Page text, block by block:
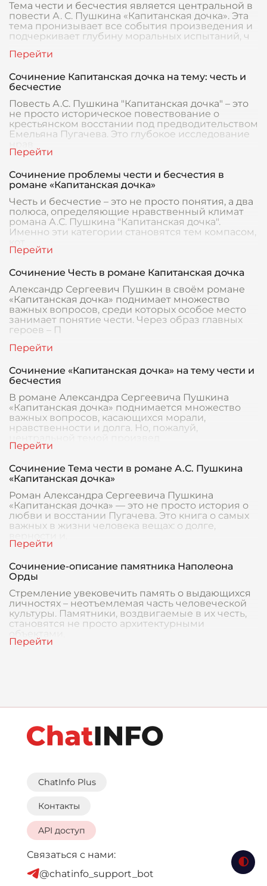
Тема чести и бесчестия является центральной в
повести А. С. Пушкина «Капитанская дочка». Эта
тема пронизывает все события произведения и
подчеркивает глубину моральных испытаний, ч
Сочинение Капитанская дочка на тему: честь и
бесчестие
Повесть А.С. Пушкина "Капитанская дочка" – это
не просто историческое повествование о
крестьянском восстании под предводительством
Емельяна Пугачева. Это глубокое исследование
Сочинение проблемы чести и бесчестия в
романе «Капитанская дочка»
Честь и бесчестие – это не просто понятия, а два
полюса, определяющие нравственный климат
романа А.С. Пушкина "Капитанская дочка".
Именно эти категории становятся тем компасом,
Сочинение Честь в романе Капитанская дочка
Александр Сергеевич Пушкин в своём романе
«Капитанская дочка» поднимает множество
важных вопросов, среди которых особое место
занимает понятие чести. Через образ главных
героев – П
Сочинение «Капитанская дочка» на тему чести и
бесчестия
В романе Александра Сергеевича Пушкина
«Капитанская дочка» поднимается множество
важных вопросов, касающихся морали,
нравственности и долга. Но, пожалуй,
Сочинение Тема чести в романе А.С. Пушкина
«Капитанская дочка»
Роман Александра Сергеевича Пушкина
«Капитанская дочка» — это не просто история о
любви и восстании Пугачева. Это книга о самых
важных в жизни человека вещах: о долге,
Сочинение-описание памятника Наполеона
Орды
Стремление увековечить память о выдающихся
личностях – неотъемлемая часть человеческой
культуры. Памятники, воздвигаемые в их честь,
становятся не просто архитектурными
объектами,
ChatInfo Plus
Контакты
API доступ
Связаться с нами:
@chatinfo_support_bot